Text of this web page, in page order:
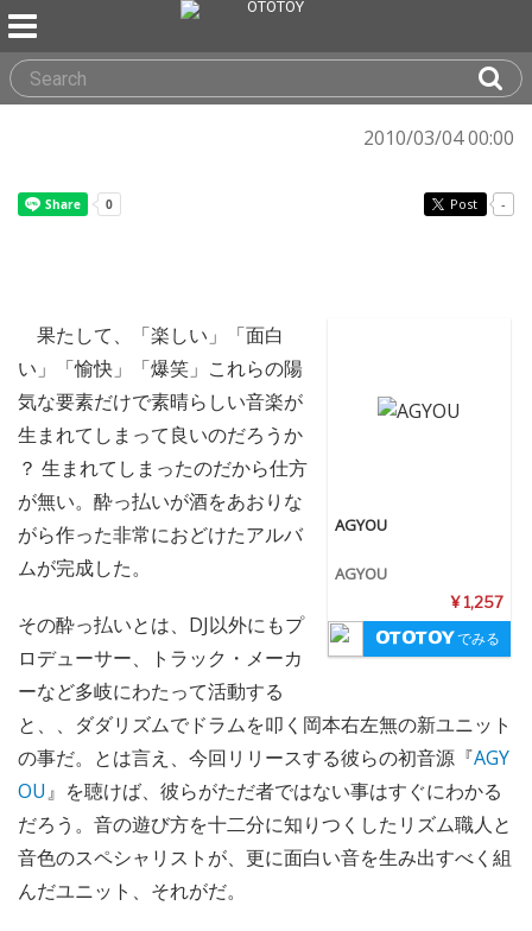
2010/03/04 00:00
Post -
AGYOU
AGYOU
¥ 1,257
でみる
果たして、「楽しい」「面白
い」「愉快」「爆笑」これらの陽
気な要素だけで素晴らしい音楽が
生まれてしまって良いのだろうか
？ 生まれてしまったのだから仕方
が無い。酔っ払いが酒をあおりな
がら作った非常におどけたアルバ
ムが完成した。
その酔っ払いとは、DJ以外にもプ
ロデューサー、トラック・メーカ
ーなど多岐にわたって活動する
と、、ダダリズムでドラムを叩く岡本右左無の新ユニット
の事だ。とは言え、今回リリースする彼らの初音源『AGY
OU』を聴けば、彼らがただ者ではない事はすぐにわかる
だろう。音の遊び方を十二分に知りつくしたリズム職人と
音色のスペシャリストが、更に面白い音を生み出すべく組
んだユニット、それがだ。